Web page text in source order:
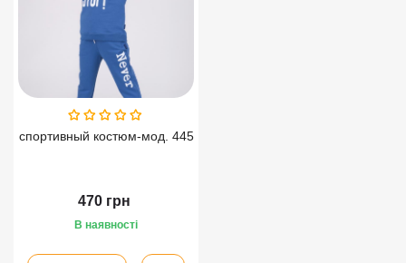
спортивный костюм-мод. 445
470 грн
В наявності